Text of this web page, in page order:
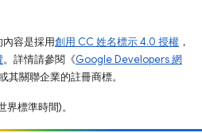
容是採用創用 CC 姓名標示 4.0 授權 ，
。詳情請參閱《Google Developers 網
關聯企業的註冊商標。
標準時間)。